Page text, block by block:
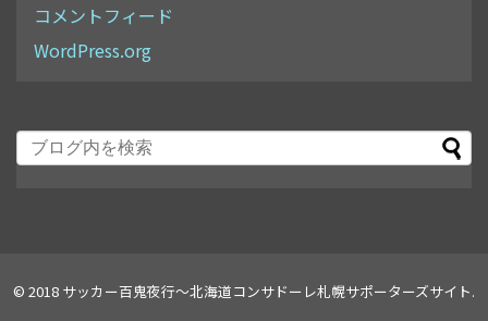
コメントフィード
WordPress.org
© 2018 サッカー百鬼夜行～北海道コンサドーレ札幌サポーターズサイト.